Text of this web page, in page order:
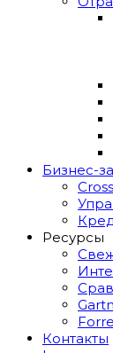
Бизнес-
Ресурсы
Контакты